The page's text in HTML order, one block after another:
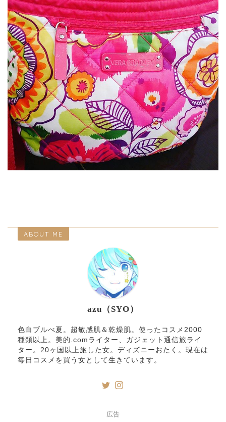
ABOUT ME
azu（SYO）
色白ブルべ夏。超敏感肌＆乾燥肌。使ったコスメ2000
種類以上。美的.comライター、ガジェット通信旅ライ
ター。20ヶ国以上旅した女。ディズニーおたく。現在は
毎日コスメを買う女として生きています。
広告